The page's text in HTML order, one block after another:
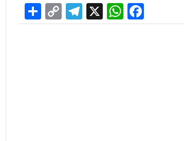
Facebook
WhatsApp
X
Telegram
Copy
Link